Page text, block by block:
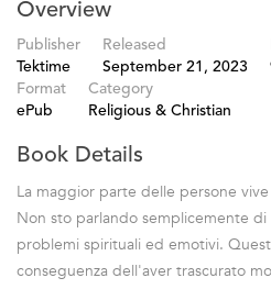
Overview
Publisher
Tektime
Released
September 21, 2023
Format
ePub
Category
Religious & Christian
Book Details
La maggior parte delle persone
Non sto parlando semplicemente
problemi spirituali ed emotivi.
conseguenza dell'aver trascurato